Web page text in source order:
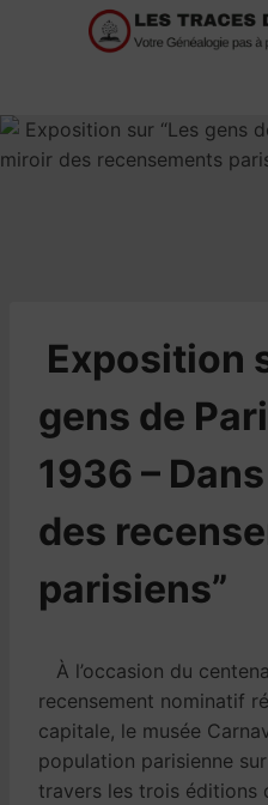
​Exposition
gens de
1936 –
des
parisiens”
À l’occasion du
recensement nominatif
capitale, le musée
population parisienne
travers les trois éditions